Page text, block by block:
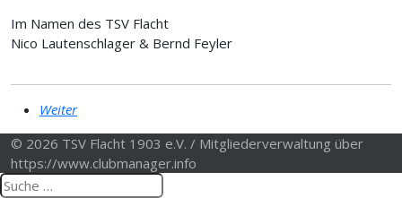
Im Namen des TSV Flacht
Nico Lautenschlager & Bernd Feyler
Weiter
© 2026 TSV Flacht 1903 e.V. / Mitgliederverwaltung über
https://www.clubmanager.info